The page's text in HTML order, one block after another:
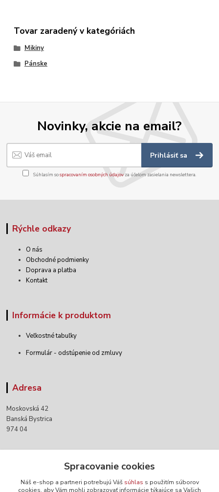
Tovar zaradený v kategóriách
Mikiny
Pánske
Novinky, akcie na email?
Prihlásiť sa
Súhlasím sospracovaním osobných údajov za účelom zasielania newslettera.
Rýchle odkazy
O nás
Obchodné podmienky
Doprava a platba
Kontakt
Informácie k produktom
Veľkostné tabuľky
Formulár - odstúpenie od zmluvy
Adresa
Moskovská 42
Banská Bystrica
974 04
+421 903 152 158
Spracovanie cookies
Náš e-shop a partneri potrebujú Váš súhlas s použitím súborov
cookies, aby Vám mohli zobrazovať informácie týkajúce sa Vašich